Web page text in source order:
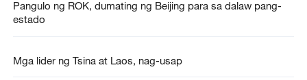
Pangulo ng ROK, dumating ng Beijing para sa dalaw pang-
estado
Mga lider ng Tsina at Laos, nag-usap